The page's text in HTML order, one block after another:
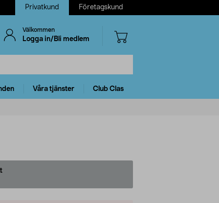
Privatkund Företagskund
Välkommen
Logga in/Bli medlem
Våra tjänster Club Clas